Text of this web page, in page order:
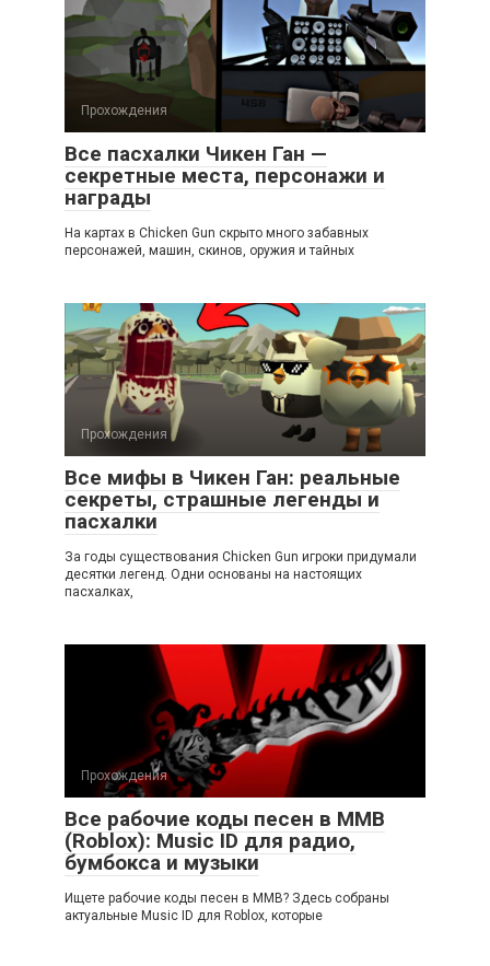
Прохождения
Все пасхалки Чикен Ган —
секретные места, персонажи и
награды
На картах в Chicken Gun скрыто много забавных
персонажей, машин, скинов, оружия и тайных
Прохождения
Все мифы в Чикен Ган: реальные
секреты, страшные легенды и
пасхалки
За годы существования Chicken Gun игроки придумали
десятки легенд. Одни основаны на настоящих
пасхалках,
Прохождения
Все рабочие коды песен в ММВ
(Roblox): Music ID для радио,
бумбокса и музыки
Ищете рабочие коды песен в ММВ? Здесь собраны
актуальные Music ID для Roblox, которые